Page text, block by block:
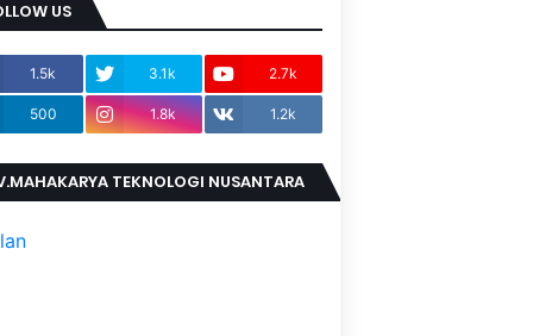
US
1.5k 3.1k 2.7k
500 1.8k 1.2k
TEKNOLOGI NUSANTARA